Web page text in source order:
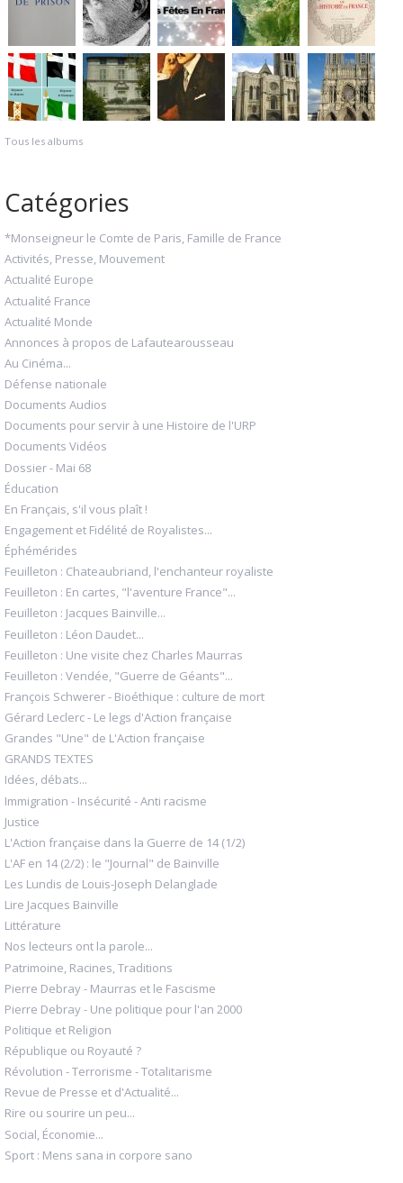
Tous les albums
Catégories
*Monseigneur le Comte de Paris, Famille de France
Activités, Presse, Mouvement
Actualité Europe
Actualité France
Actualité Monde
Annonces à propos de Lafautearousseau
Au Cinéma...
Défense nationale
Documents Audios
Documents pour servir à une Histoire de l'URP
Documents Vidéos
Dossier - Mai 68
Éducation
En Français, s'il vous plaît !
Engagement et Fidélité de Royalistes...
Éphémérides
Feuilleton : Chateaubriand, l'enchanteur royaliste
Feuilleton : En cartes, "l'aventure France"...
Feuilleton : Jacques Bainville...
Feuilleton : Léon Daudet...
Feuilleton : Une visite chez Charles Maurras
Feuilleton : Vendée, "Guerre de Géants"...
François Schwerer - Bioéthique : culture de mort
Gérard Leclerc - Le legs d'Action française
Grandes "Une" de L'Action française
GRANDS TEXTES
Idées, débats...
Immigration - Insécurité - Anti racisme
Justice
L'Action française dans la Guerre de 14 (1/2)
L'AF en 14 (2/2) : le "Journal" de Bainville
Les Lundis de Louis-Joseph Delanglade
Lire Jacques Bainville
Littérature
Nos lecteurs ont la parole...
Patrimoine, Racines, Traditions
Pierre Debray - Maurras et le Fascisme
Pierre Debray - Une politique pour l'an 2000
Politique et Religion
République ou Royauté ?
Révolution - Terrorisme - Totalitarisme
Revue de Presse et d'Actualité...
Rire ou sourire un peu...
Social, Économie...
Sport : Mens sana in corpore sano